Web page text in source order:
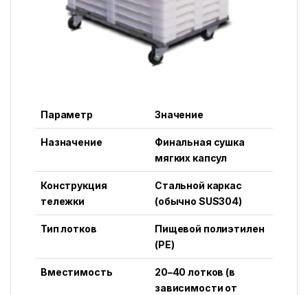
Параметр Значение
Назначение
Финальная сушка
мягких капсул
Конструкция
тележки
Стальной каркас
(обычно SUS304)
Тип лотков
Пищевой полиэтилен
(PE)
Вместимость
20–40 лотков (в
зависимости от